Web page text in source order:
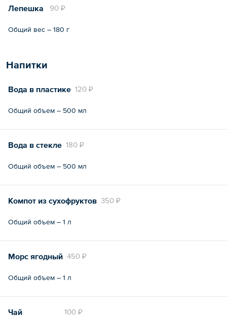
90 ₽
Лепешка
Общий вес – 180 г
Напитки
120 ₽
Вода в пластике
Общий объем – 500 мл
180 ₽
Вода в стекле
Общий объем – 500 мл
350 ₽
Компот из сухофруктов
Общий объем – 1 л
450 ₽
Морс ягодный
Общий объем – 1 л
100 ₽
Чай